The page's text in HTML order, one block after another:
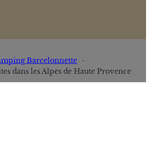
Barcelonnette
dans les Alpes de Haute Provence